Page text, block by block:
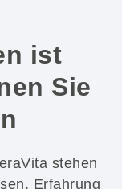
ist
Sie
stehen
Erfahrung